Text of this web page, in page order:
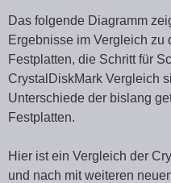
Das folgende Diagramm
Ergebnisse im Vergleich zu
Festplatten, die Schritt für
CrystalDiskMark Vergleich
Unterschiede der bislang
Festplatten.
Hier ist ein Vergleich der
und nach mit weiteren